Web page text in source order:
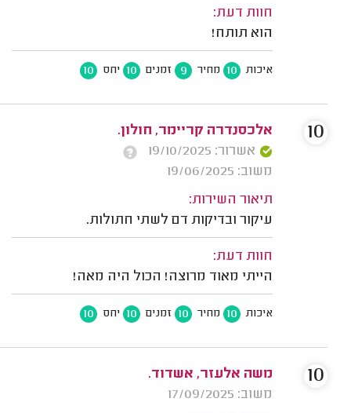
חוות דעת:
הוא תותח!
איכות 10 מחיר 9 זמנים 10 יחס 10
אלכסנדרה קריימר, חולון.
אשרור: 19/10/2025
משוב: 19/06/2025
תיאור השירות:
עיקור ובדיקות דם לשתי חתולות.
חוות דעת:
הייתי מאוד מרוצה! הכול היה מאה!
איכות 10 מחיר 10 זמנים 10 יחס 10
10
משה אלעזר, אשדוד.
משוב: 17/09/2025
10